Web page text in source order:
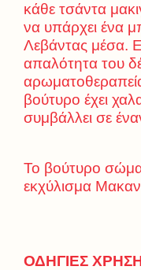
κάθε τσάντα
να υπάρχει ένα
Λεβάντας μέσα.
απαλότητα του
βούτυρο έχει
συμβάλλει σε
Το βούτυρο
εκχύλισμα
ΟΔΗΓΙΕΣ